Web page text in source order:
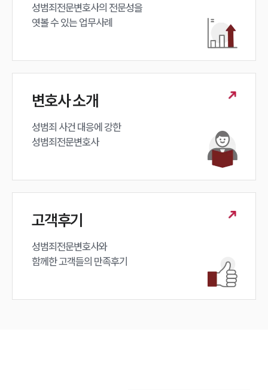
성범죄전문변호사의 전문성을
엿볼 수 있는 업무사례
변호사 소개
성범죄 사건 대응에 강한
성범죄전문변호사
고객후기
성범죄전문변호사와
함께한 고객들의 만족후기